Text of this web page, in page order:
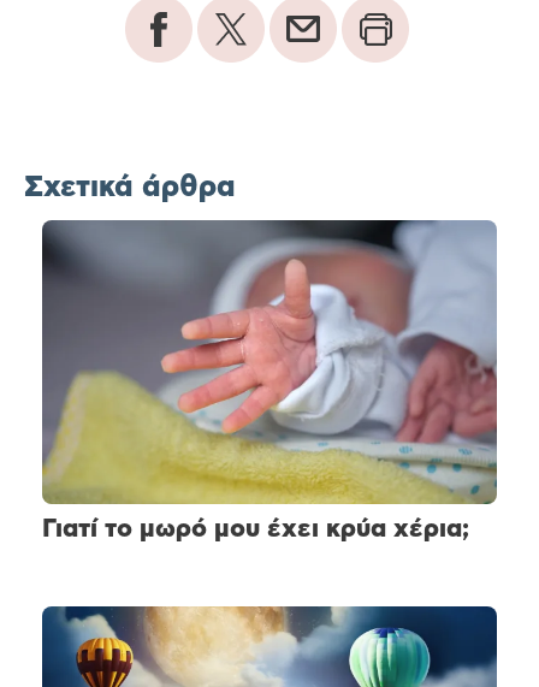
Σχετικά άρθρα
Γιατί το μωρό μου έχει κρύα χέρια;